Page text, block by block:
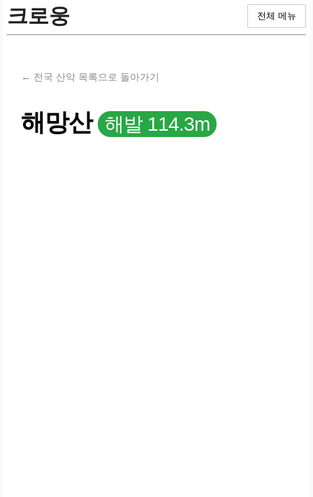
크로웅 전체 메뉴
← 전국 산악 목록으로 돌아가기
해망산 해발 114.3m